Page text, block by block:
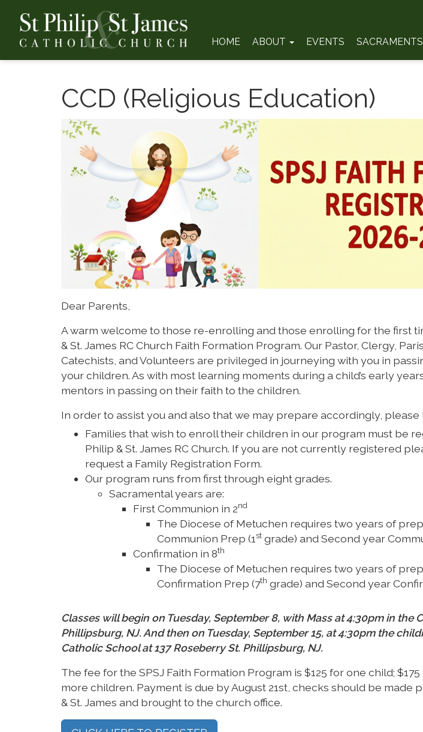
HOME ABOUT EVENTS SACRAMENTS
CCD (Religious Education)
Dear Parents,
A warm welcome to those re-enrolling and those enrolling for the first
& St. James RC Church Faith Formation Program. Our Pastor, Clergy,
Catechists, and Volunteers are privileged in journeying with you in
your children. As with most learning moments during a child’s early
mentors in passing on their faith to the children.
In order to assist you and also that we may prepare accordingly,
Families that wish to enroll their children in our program must be
Philip & St. James RC Church. If you are not currently registered
request a Family Registration Form.
Our program runs from first through eight grades.
Sacramental years are:
First Communion in 2nd
The Diocese of Metuchen requires two years of
Communion Prep (1 st grade) and Second year
Confirmation in 8th
The Diocese of Metuchen requires two years of
Confirmation Prep (7th grade) and Second year
Classes will begin on Tuesday, September 8, with Mass at 4:30pm in the
Phillipsburg, NJ. And then on Tuesday, September 15, at 4:30pm the
Catholic School at 137 Roseberry St. Phillipsburg, NJ.
The fee for the SPSJ Faith Formation Program is $125 for one child;
more children. Payment is due by August 21st, checks should be made
& St. James and brought to the church office.